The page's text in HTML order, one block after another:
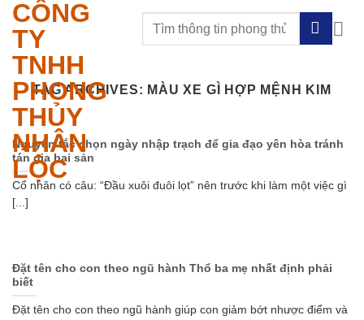
Skip
content
CÔNG
TY
TNHH
PHONG
THỦY
NHÂN
LỘC
TAG ARCHIVES: MÀU XE GÌ HỢP MỆNH KIM
Nguyên tắc chọn ngày nhập trạch để gia đạo yên hòa tránh
tán gia bại sản
Cổ nhân có câu: “Đầu xuôi đuôi lọt” nên trước khi làm một việc gì
[...]
Đặt tên cho con theo ngũ hành Thổ ba mẹ nhất định phải
biết
Đặt tên cho con theo ngũ hành giúp con giảm bớt nhược điểm và